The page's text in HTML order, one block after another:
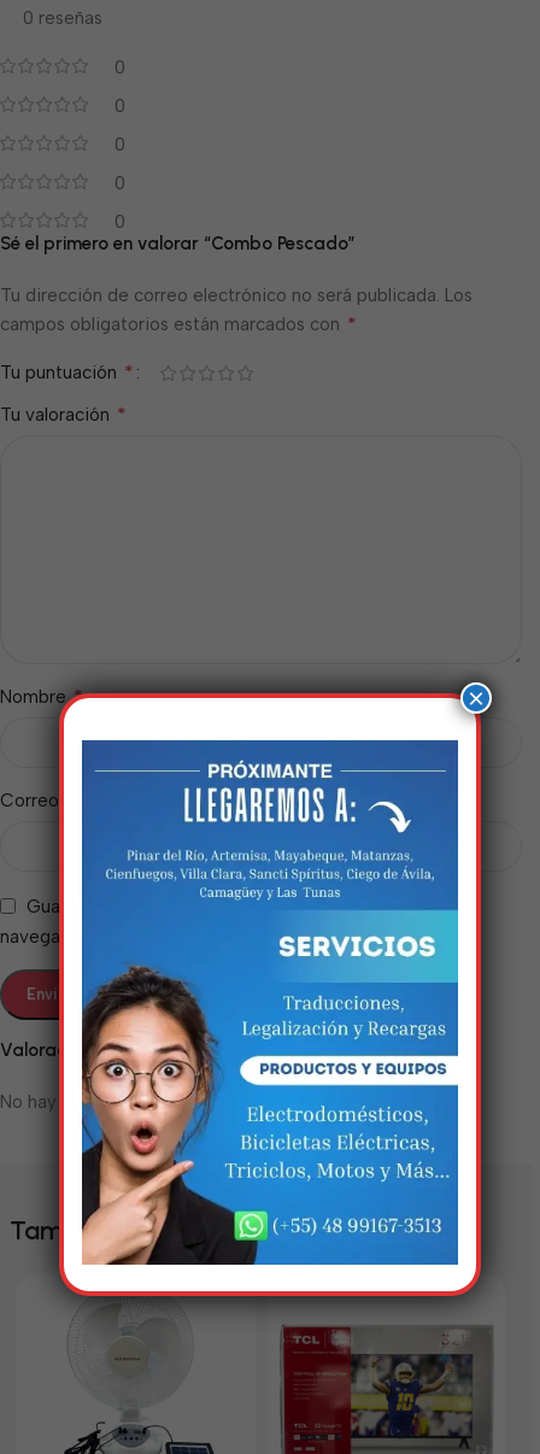
0 reseñas
0
0
0
0
0
Valoraciones
No hay valoraciones aún.
Sé el primero en valorar “Combo Pescado”
Tu dirección de correo electrónico no será publicada. Los
campos obligatorios están marcados con *
Tu puntuación *
Tu valoración *
Nombre*
Correo electrónico
Guarda mi nombre, correo electrónico y web en este
navegador para la próxima vez que comente.
También te puede interesar
×
Estamos trabalhando
nisso!
Em breve, esta página estará
disponível com novidades
incríveis. Agradecemos pela
paciência e compreensão.